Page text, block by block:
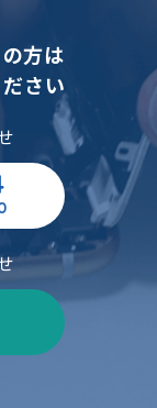
方は
さい